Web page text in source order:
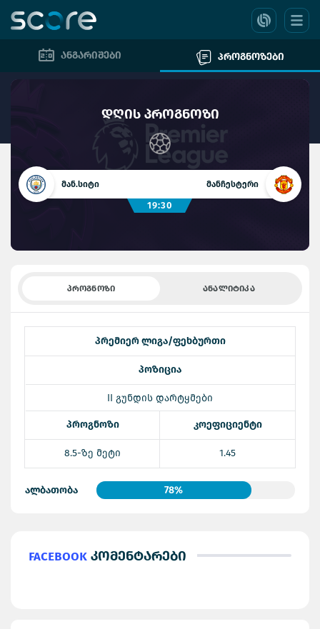
ანგარიშები პროგნოზები
დღის პროგნოზი
19:30
მან.სიტი მანჩესტერი
ᲞᲠᲝᲒᲜᲝᲖᲘ ᲐᲜᲐᲚᲘᲢᲘᲙᲐ
პრემიერ ლიგა/ფეხბურთი
პოზიცია
II გუნდის დარტყმები
პროგნოზი კოეფიციენტი
8.5-ზე მეტი 1.45
ალბათობა 78%
Facebook კომენტარები